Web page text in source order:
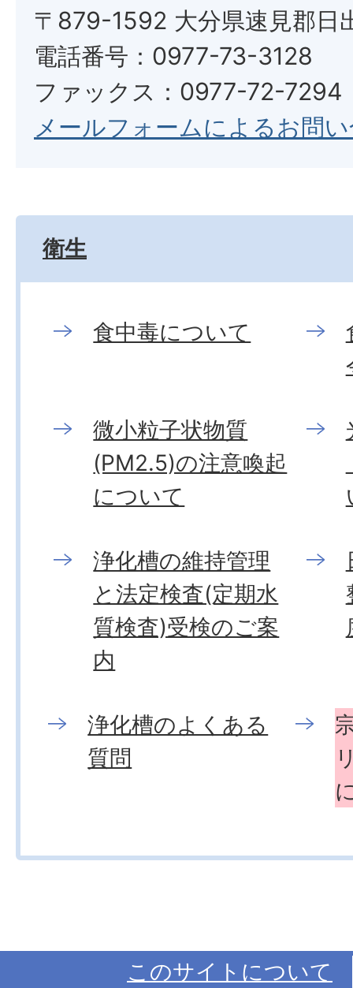
〒879-1592 大分県速見郡日
電話番号：0977-73-3128
ファックス：0977-72-7294
メールフォームによるお問
衛生
食中毒について
微小粒子状物質
(PM2.5)の注意喚起
について
浄化槽の維持管理
と法定検査(定期水
質検査)受検のご案
内
浄化槽のよくある
質問
このサイトについて